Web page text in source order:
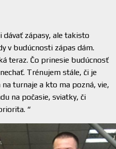
dávať zápasy, ale takisto
v budúcnosti zápas dám.
teraz. Čo prinesie budúcnosť
Trénujem stále, či je
turnaje a kto ma pozná, vie,
na počasie, sviatky, či
“